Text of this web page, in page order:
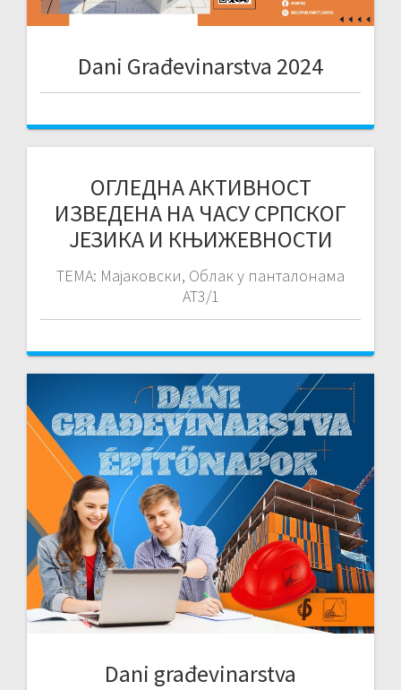
Dani Građevinarstva 2024
ОГЛЕДНА АКТИВНОСТ
ИЗВЕДЕНА НА ЧАСУ СРПСКОГ
ЈЕЗИКА И КЊИЖЕВНОСТИ
ТЕМА: Мајаковски, Облак у панталонама
АТ3/1
Dani građevinarstva